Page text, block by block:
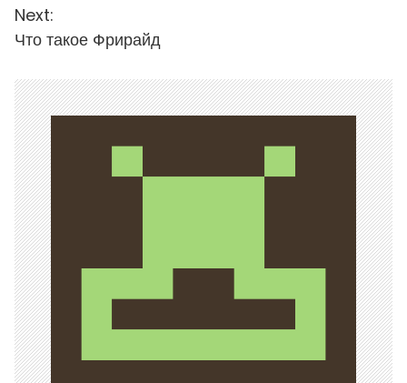
Н
а
в
и
г
а
ц
и
я
п
о
з
Next:
Что такое Фрирайд